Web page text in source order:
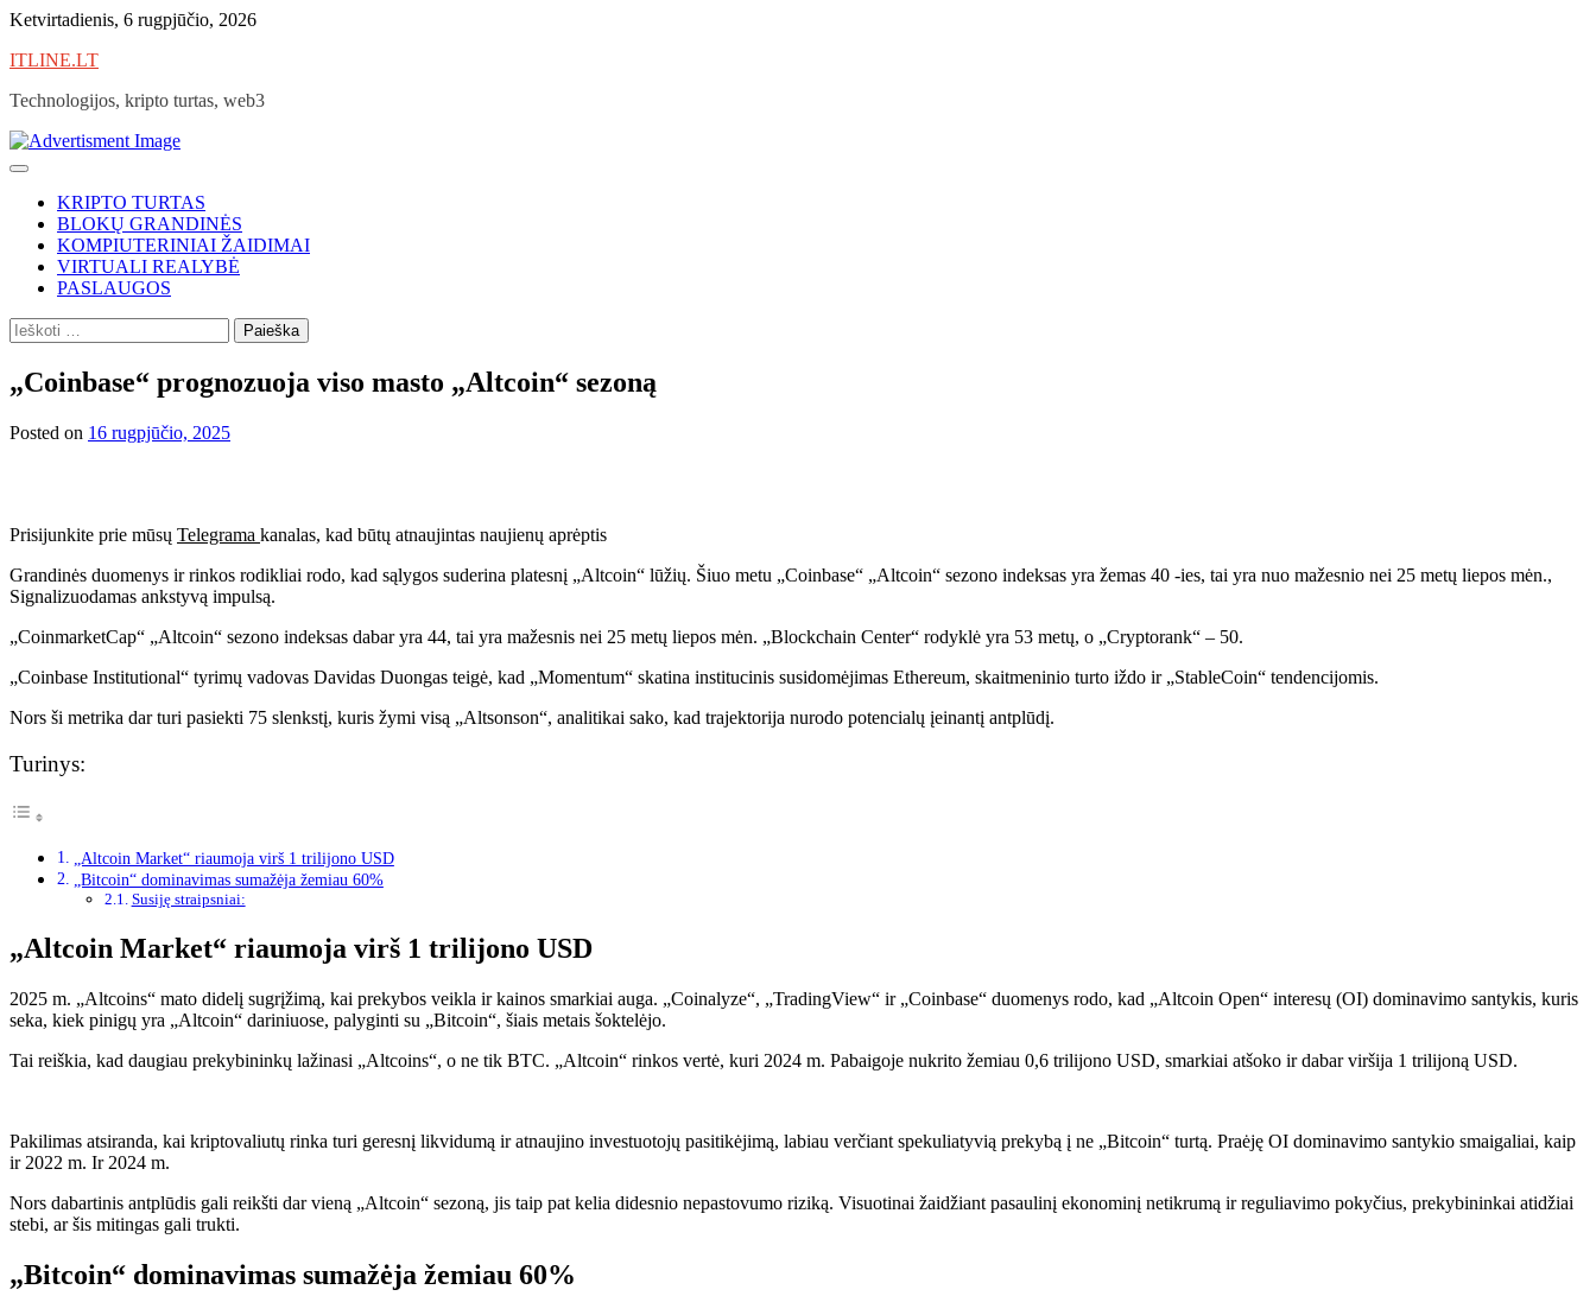
Skip
content
Ketvirtadienis, 6 rugpjūčio, 2026
ITLINE.LT
Technologijos, kripto turtas, web3
KRIPTO TURTAS
BLOKŲ GRANDINĖS
KOMPIUTERINIAI ŽAIDIMAI
VIRTUALI REALYBĖ
PASLAUGOS
Ieškoti:
„Coinbase“ prognozuoja viso masto „Altcoin“ sezoną
Posted on 16 rugpjūčio, 2025
Prisijunkite prie mūsų Telegrama kanalas, kad būtų atnaujintas naujienų aprėptis
Grandinės duomenys ir rinkos rodikliai rodo, kad sąlygos suderina platesnį „Altcoin“ lūžių. Šiuo metu „Coinbase“ „Altcoin“ sezono indeksas yra žemas 40 -ies, tai yra nuo mažesnio nei 25 metų liepos mėn.,
Signalizuodamas ankstyvą impulsą.
„CoinmarketCap“ „Altcoin“ sezono indeksas dabar yra 44, tai yra mažesnis nei 25 metų liepos mėn. „Blockchain Center“ rodyklė yra 53 metų, o „Cryptorank“ – 50.
„Coinbase Institutional“ tyrimų vadovas Davidas Duongas teigė, kad „Momentum“ skatina institucinis susidomėjimas Ethereum, skaitmeninio turto iždo ir „StableCoin“ tendencijomis.
Nors ši metrika dar turi pasiekti 75 slenkstį, kuris žymi visą „Altsonson“, analitikai sako, kad trajektorija nurodo potencialų įeinantį antplūdį.
Turinys:
„Altcoin Market“ riaumoja virš 1 trilijono USD
„Bitcoin“ dominavimas sumažėja žemiau 60%
Susiję straipsniai:
„Altcoin Market“ riaumoja virš 1 trilijono USD
2025 m. „Altcoins“ mato didelį sugrįžimą, kai prekybos veikla ir kainos smarkiai auga. „Coinalyze“, „TradingView“ ir „Coinbase“ duomenys rodo, kad „Altcoin Open“ interesų (OI) dominavimo santykis, kuris
seka, kiek pinigų yra „Altcoin“ dariniuose, palyginti su „Bitcoin“, šiais metais šoktelėjo.
Tai reiškia, kad daugiau prekybininkų lažinasi „Altcoins“, o ne tik BTC. „Altcoin“ rinkos vertė, kuri 2024 m. Pabaigoje nukrito žemiau 0,6 trilijono USD, smarkiai atšoko ir dabar viršija 1 trilijoną USD.
Pakilimas atsiranda, kai kriptovaliutų rinka turi geresnį likvidumą ir atnaujino investuotojų pasitikėjimą, labiau verčiant spekuliatyvią prekybą į ne „Bitcoin“ turtą. Praėję OI dominavimo santykio smaigaliai, kaip
ir 2022 m. Ir 2024 m.
Nors dabartinis antplūdis gali reikšti dar vieną „Altcoin“ sezoną, jis taip pat kelia didesnio nepastovumo riziką. Visuotinai žaidžiant pasaulinį ekonominį netikrumą ir reguliavimo pokyčius, prekybininkai atidžiai
stebi, ar šis mitingas gali trukti.
„Bitcoin“ dominavimas sumažėja žemiau 60%